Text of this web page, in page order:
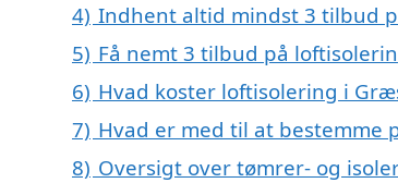
4) Indhent altid mindst 3 tilbud
5) Få nemt 3 tilbud på
6) Hvad koster loftisolering i
7) Hvad er med til at bestemme
8) Oversigt over tømrer- og